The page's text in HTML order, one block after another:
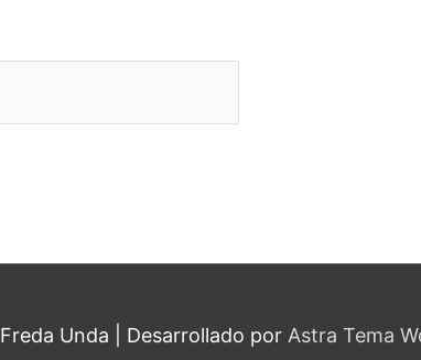
Freda Unda | Desarrollado por Astra Tema